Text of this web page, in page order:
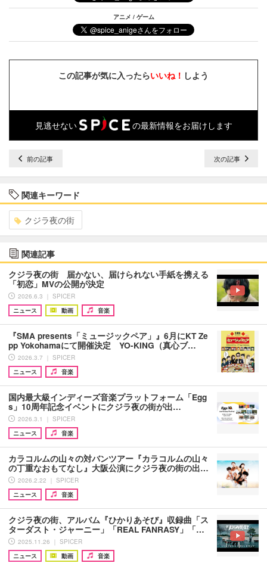
アニメ / ゲーム
この記事が気に入ったらいいね！ しよう
見逃せない の最新情報をお届けします
前の記事 次の記事
関連キーワード
クジラ夜の街
関連記事
クジラ夜の街 届かない、届けられない手紙を携える
「初恋」MVの公開が決定
2026.6.3 ｜ SPICER
ニュース
動画 音楽
『SMA presents「ミュージックペア」』6月にKT Ze
pp Yokohamaにて開催決定 YO-KING（真心ブ…
2026.3.7 ｜ SPICER
ニュース
音楽
国内最大級インディーズ音楽プラットフォーム「Egg
s」10周年記念イベントにクジラ夜の街が出…
2026.3.1 ｜ SPICER
ニュース
音楽
カラコルムの山々の対バンツアー『カラコルムの山々
の丁重なおもてなし』大阪公演にクジラ夜の街の出…
2026.2.22 ｜ SPICER
ニュース
音楽
クジラ夜の街、アルバム『ひかりあそび』収録曲「ス
ターダスト・ジャーニー」「REAL FANRASY」「…
2025.11.26 ｜ SPICER
ニュース
動画 音楽